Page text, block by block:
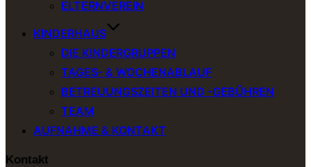
ELTERNVEREIN
KINDERHAUS
DIE KINDERGRUPPEN
TAGES- & WOCHENABLAUF
BETREUUNGSZEITEN UND -GEBÜHREN
TEAM
AUFNAHME & KONTAKT
Kontakt